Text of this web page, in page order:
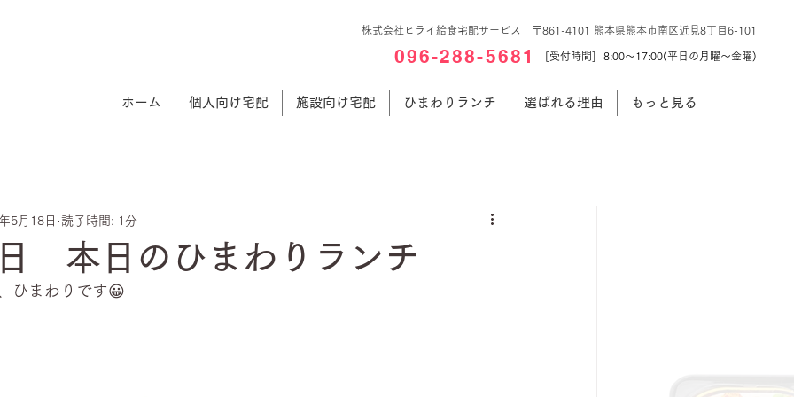
株式会社ヒライ給食宅配サービス 〒861-4101 熊本県熊本市南区近見8丁目6-101
096-288-5681 [受付時間] 8:00～17:00(平日の月曜～金曜)
ホーム 個人向け宅配 施設向け宅配 ひまわりランチ 選ばれる理由 もっと見る
本日のひまわりランチ
5月18日 読了時間: 1分
ひまわりです😀